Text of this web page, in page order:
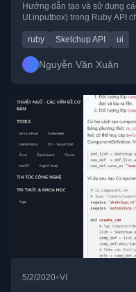
Hướng dẫn tạo và sử dụng
UI.inputbox) trong Ruby API
ruby Sketchup API ui
Nguyễn Văn Xuân
5/2/2020•VI